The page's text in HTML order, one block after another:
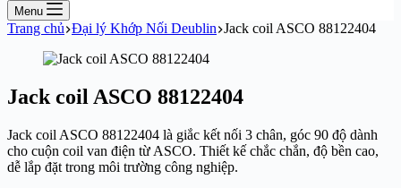
Menu
Trang chủ Đại lý Khớp Nối Deublin Jack coil ASCO 88122404
Jack coil ASCO 88122404
Jack coil ASCO 88122404 là giắc kết nối 3 chân, góc 90 độ dành
cho cuộn coil van điện từ ASCO. Thiết kế chắc chắn, độ bền cao,
dễ lắp đặt trong môi trường công nghiệp.